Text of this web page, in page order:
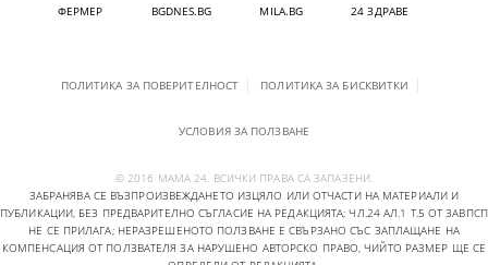
ФЕРМЕР
BGDNES.BG MILA.BG 24 ЗДРАВЕ
ПОЛИТИКА ЗА ПОВЕРИТЕЛНОСТ ПОЛИТИКА ЗА БИСКВИТКИ
УСЛОВИЯ ЗА ПОЛЗВАНЕ
© 2016 МАМА 24. ВСИЧКИ ПРАВА СА ЗАПАЗЕНИ.
ЗАБРАНЯВА СЕ ВЪЗПРОИЗВЕЖДАНЕТО ИЗЦЯЛО ИЛИ ОТЧАСТИ НА МАТЕРИАЛИ И
ПУБЛИКАЦИИ, БЕЗ ПРЕДВАРИТЕЛНО СЪГЛАСИЕ НА РЕДАКЦИЯТА; ЧЛ.24 АЛ.1 Т.5 ОТ ЗАВПСП
НЕ СЕ ПРИЛАГА; НЕРАЗРЕШЕНОТО ПОЛЗВАНЕ Е СВЪРЗАНО СЪС ЗАПЛАЩАНЕ НА
КОМПЕНСАЦИЯ ОТ ПОЛЗВАТЕЛЯ ЗА НАРУШЕНО АВТОРСКО ПРАВО, ЧИЙТО РАЗМЕР ЩЕ СЕ